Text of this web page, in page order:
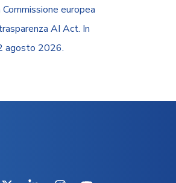
Commissione europea
AI Act. In
agosto 2026.